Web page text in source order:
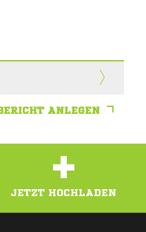
ANLEGEN
+
JETZT HOCHLADEN